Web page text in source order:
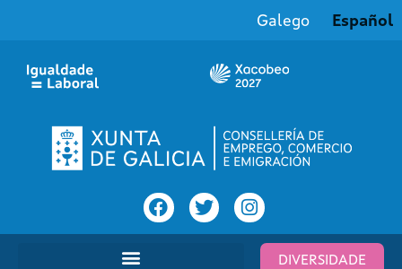
Galego Español
DIVERSIDADE